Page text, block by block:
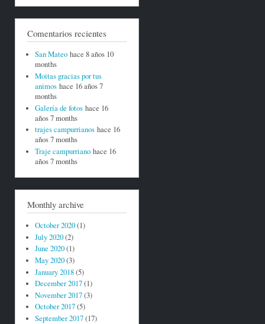
Comentarios recientes
San Mateo hace 8 años 10
months
Moitas gracias por tus
animos hace 16 años 7
months
Galería de fotos hace 16
años 7 months
trajes campurrianos hace 16
años 7 months
Traje campurriano hace 16
años 7 months
Monthly archive
October 2020(1)
July 2020(2)
June 2020(1)
May 2020(3)
January 2018(5)
December 2017(1)
November 2017(3)
October 2017(5)
September 2017(17)